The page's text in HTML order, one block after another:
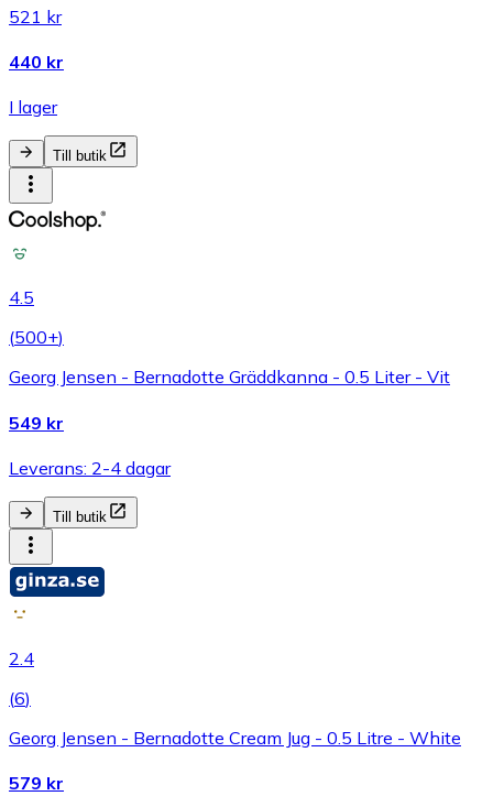
521 kr
440 kr
I lager
Till butik
4.5
(500+)
Georg Jensen - Bernadotte Gräddkanna - 0.5 Liter - Vit
549 kr
Leverans: 2-4 dagar
Till butik
2.4
(6)
Georg Jensen - Bernadotte Cream Jug - 0.5 Litre - White
579 kr